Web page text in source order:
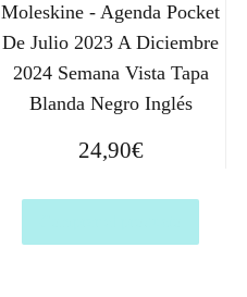
Moleskine - Agenda Pocket
De Julio 2023 A Diciembre
2024 Semana Vista Tapa
Blanda Negro Inglés
24,90€